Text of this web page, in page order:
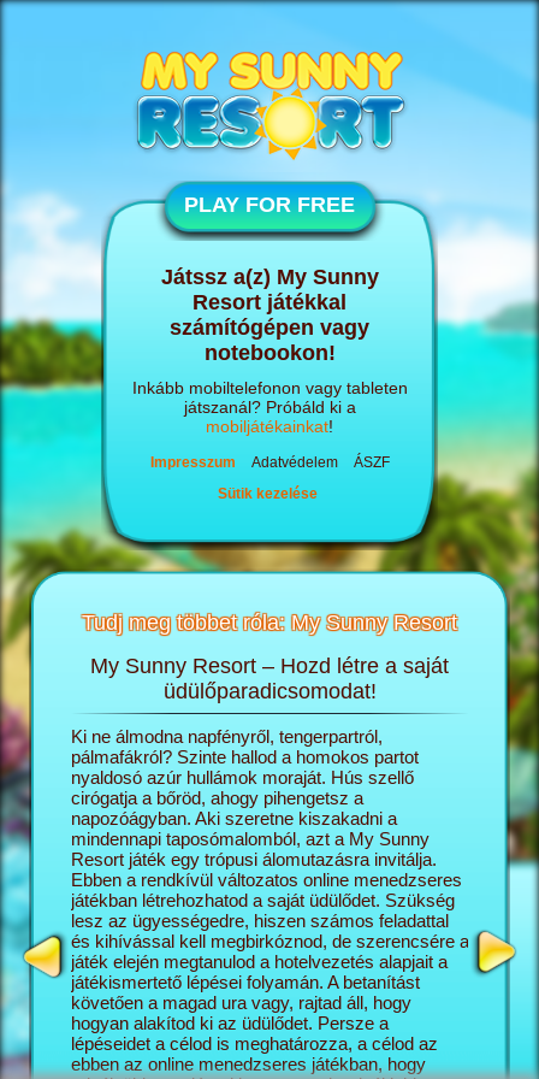
PLAY FOR FREE
Játssz a(z) My Sunny
Resort játékkal
számítógépen vagy
notebookon!
Inkább mobiltelefonon vagy tableten
játszanál? Próbáld ki a
mobiljátékainkat!
Impresszum Adatvédelem
ÁSZF
Sütik kezelése
Tudj meg többet róla: My Sunny Resort
My Sunny Resort – Hozd létre a saját
üdülőparadicsomodat!
Ki ne álmodna napfényről, tengerpartról,
pálmafákról? Szinte hallod a homokos partot
nyaldosó azúr hullámok moraját. Hús szellő
cirógatja a bőröd, ahogy pihengetsz a
napozóágyban. Aki szeretne kiszakadni a
mindennapi taposómalomból, azt a My Sunny
Resort játék egy trópusi álomutazásra invitálja.
Ebben a rendkívül változatos online menedzseres
játékban létrehozhatod a saját üdülődet. Szükség
lesz az ügyességedre, hiszen számos feladattal
és kihívással kell megbirkóznod, de szerencsére a
játék elején megtanulod a hotelvezetés alapjait a
játékismertető lépései folyamán. A betanítást
követően a magad ura vagy, rajtad áll, hogy
hogyan alakítod ki az üdülődet. Persze a
lépéseidet a célod is meghatározza, a célod az
ebben az online menedzseres játékban, hogy
A My
saját
mégis